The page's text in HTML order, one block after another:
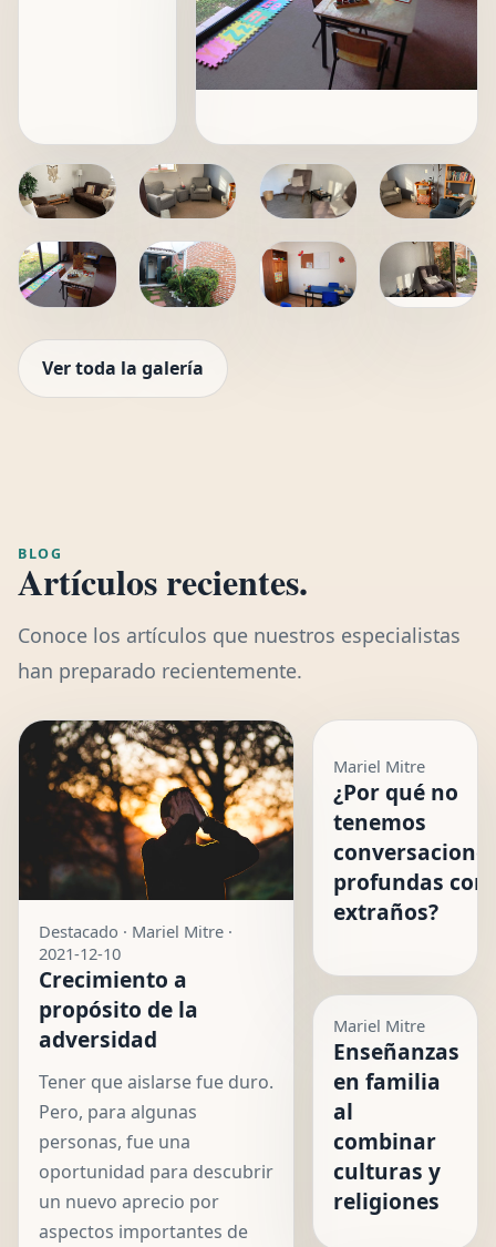
Ver toda la galería
BLOG
Artículos recientes.
Conoce los artículos que nuestros especialistas
han preparado recientemente.
Destacado · Mariel Mitre ·
2021-12-10
Crecimiento a
propósito de la
adversidad
Tener que aislarse fue duro.
Pero, para algunas
personas, fue una
oportunidad para descubrir
un nuevo aprecio por
aspectos importantes de
Mariel Mitre
¿Por qué no
tenemos
profundas con
extraños?
Mariel Mitre
Enseñanzas
en familia
al
combinar
culturas y
religiones